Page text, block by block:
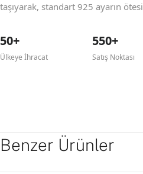
taşıyarak, standart 925 ayarın
50+
Ülkeye İhracat
550+
Satış Noktası
Benzer Ürünler